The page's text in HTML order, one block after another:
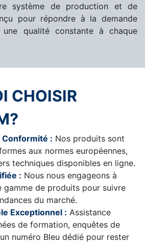
système de production et de
pour répondre à la demande
qualité constante à chaque
CHOISIR
: Nos produits sont
aux normes européennes,
techniques disponibles en ligne.
: Nous nous engageons à
gamme de produits pour suivre
du marché.
Exceptionnel : Assistance
de formation, enquêtes de
numéro Bleu dédié pour rester